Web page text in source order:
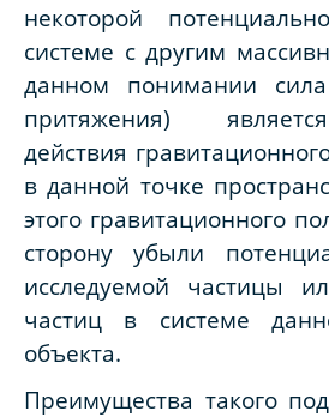
некоторой
системе с другим
данном понимании
притяжения)
действия
в данной точке
этого гравитационного
сторону убыли
исследуемой частицы
частиц в системе
объекта.
Преимущества такого